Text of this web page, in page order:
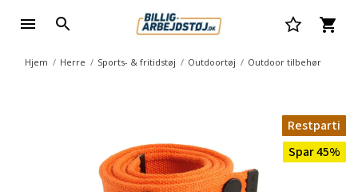
Hjem Herre Sports- & fritidstøj Outdoortøj Outdoor tilbehør
Restparti
Spar 45%